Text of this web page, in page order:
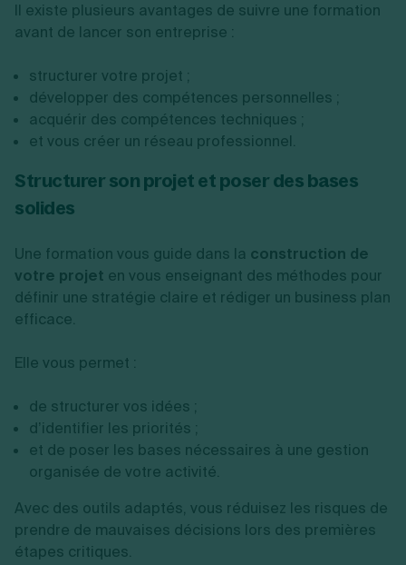
Il existe plusieurs avantages de suivre une formation
avant de lancer son entreprise :
structurer votre projet ;
développer des compétences personnelles ;
acquérir des compétences techniques ;
et vous créer un réseau professionnel.
Structurer son projet et poser des bases
solides
Une formation vous guide dans la construction de
votre projet en vous enseignant des méthodes pour
définir une stratégie claire et rédiger un business plan
efficace.
Elle vous permet :
de structurer vos idées ;
d’identifier les priorités ;
et de poser les bases nécessaires à une gestion
organisée de votre activité.
Avec des outils adaptés, vous réduisez les risques de
prendre de mauvaises décisions lors des premières
étapes critiques.